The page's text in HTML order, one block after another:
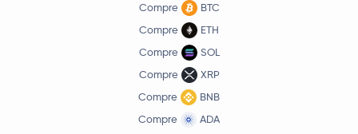
Compre
BTC
Compre
ETH
Compre
SOL
Compre
XRP
Compre
BNB
Compre
ADA